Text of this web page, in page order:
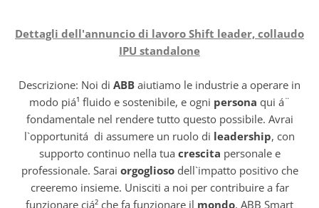
Dettagli dell'annuncio di lavoro Shift leader, collaudo
IPU standalone
Descrizione: Noi di ABB aiutiamo le industrie a operare in
modo piá¹ fluido e sostenibile, e ogni persona qui á¨
fondamentale nel rendere tutto questo possibile. Avrai
l`opportunitá di assumere un ruolo di leadership, con
supporto continuo nella tua crescita personale e
professionale. Sarai orgogliosodell`impatto positivo che
creeremo insieme. Unisciti a noi per contribuire a far
funzionare ciá² che fa funzionare il mondo. ABB Smart